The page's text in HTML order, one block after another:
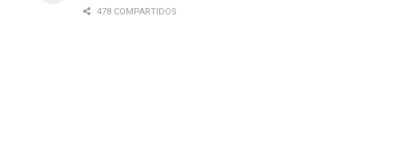
478 COMPARTIDOS